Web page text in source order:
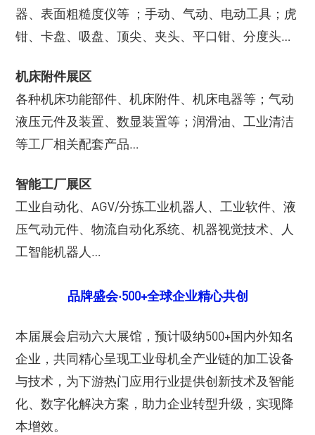
器、表面粗糙度仪等 ；手动、气动、电动工具；虎
钳、卡盘、吸盘、顶尖、夹头、平口钳、分度头…
机床附件展区
各种机床功能部件、机床附件、机床电器等；气动
液压元件及装置、数显装置等；润滑油、工业清洁
等工厂相关配套产品…
智能工厂展区
工业自动化、AGV/分拣工业机器人、工业软件、液
压气动元件、物流自动化系统、机器视觉技术、人
工智能机器人…
品牌盛会·500+全球企业精心共创
本届展会启动六大展馆，预计吸纳500+国内外知名
企业，共同精心呈现工业母机全产业链的加工设备
与技术，为下游热门应用行业提供创新技术及智能
化、数字化解决方案，助力企业转型升级，实现降
本增效。